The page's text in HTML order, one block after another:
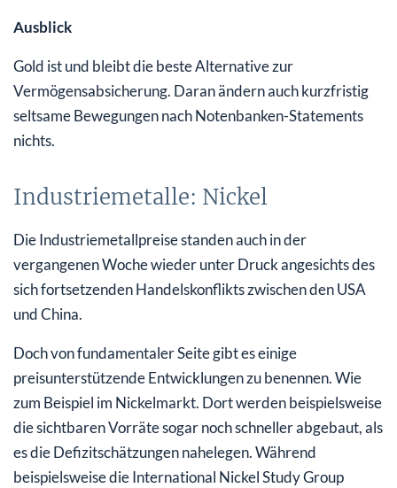
Ausblick
Gold ist und bleibt die beste Alternative zur
Vermögensabsicherung. Daran ändern auch kurzfristig
seltsame Bewegungen nach Notenbanken-Statements
nichts.
Industriemetalle: Nickel
Die Industriemetallpreise standen auch in der
vergangenen Woche wieder unter Druck angesichts des
sich fortsetzenden Handelskonflikts zwischen den USA
und China.
Doch von fundamentaler Seite gibt es einige
preisunterstützende Entwicklungen zu benennen. Wie
zum Beispiel im Nickelmarkt. Dort werden beispielsweise
die sichtbaren Vorräte sogar noch schneller abgebaut, als
es die Defizitschätzungen nahelegen. Während
beispielsweise die International Nickel Study Group